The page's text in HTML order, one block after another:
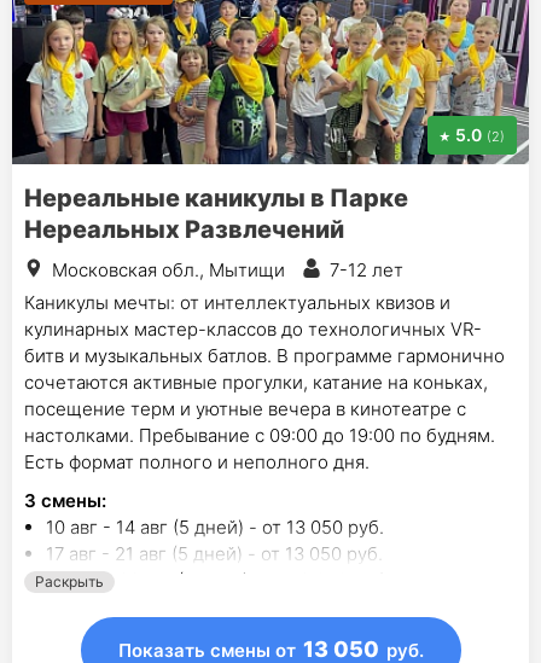
5.0 (2)
Нереальные каникулы в Парке
Нереальных Развлечений
Московская обл., Мытищи
7-12 лет
Каникулы мечты: от интеллектуальных квизов и
кулинарных мастер-классов до технологичных VR-
битв и музыкальных батлов. В программе гармонично
сочетаются активные прогулки, катание на коньках,
посещение терм и уютные вечера в кинотеатре с
настолками. Пребывание с 09:00 до 19:00 по будням.
Есть формат полного и неполного дня.
3 смены:
10 авг - 14 авг (5 дней) - от 13 050 руб.
17 авг - 21 авг (5 дней) - от 13 050 руб.
24 авг - 28 авг (5 дней) - от 13 050 руб.
Раскрыть
Показать смены от 13 050 руб.